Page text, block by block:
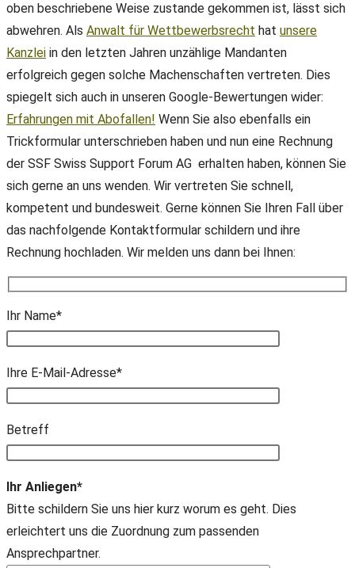
oben beschriebene Weise zustande gekommen ist, lässt sich
abwehren. Als Anwalt für Wettbewerbsrecht hat unsere
Kanzlei in den letzten Jahren unzählige Mandanten
erfolgreich gegen solche Machenschaften vertreten. Dies
spiegelt sich auch in unseren Google-Bewertungen wider:
Erfahrungen mit Abofallen! Wenn Sie also ebenfalls ein
Trickformular unterschrieben haben und nun eine Rechnung
der SSF Swiss Support Forum AG erhalten haben, können Sie
sich gerne an uns wenden. Wir vertreten Sie schnell,
kompetent und bundesweit. Gerne können Sie Ihren Fall über
das nachfolgende Kontaktformular schildern und ihre
Rechnung hochladen. Wir melden uns dann bei Ihnen:
Ihr Name*
Ihre E-Mail-Adresse*
Bitte lasse dieses Feld leer.
Betreff
Ihr Anliegen*
Bitte schildern Sie uns hier kurz worum es geht. Dies
erleichtert uns die Zuordnung zum passenden
Ansprechpartner.